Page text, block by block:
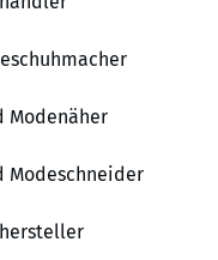
Modenäher
Modeschneider